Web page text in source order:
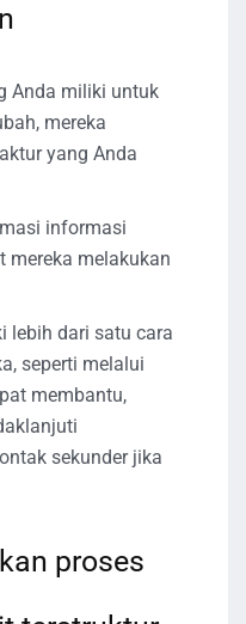
Anda miliki untuk
mereka
yang Anda
informasi
mereka melakukan
lebih dari satu cara
seperti melalui
membantu,
sekunder jika
proses